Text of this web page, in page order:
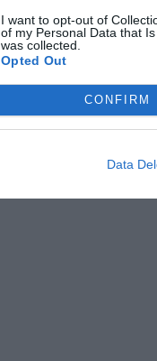
I want to opt-out of
of my Personal Data that
was collected.
Opted Out
CONFIRM
Data